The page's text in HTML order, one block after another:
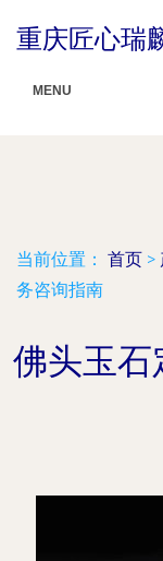
重庆匠心瑞
MENU
当前位置： 首页 >
务咨询指南
佛头玉石